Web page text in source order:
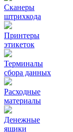
Сканеры
штрихкода
Принтеры
этикеток
Терминалы
сбора данных
Расходные
материалы
Денежные
ящики